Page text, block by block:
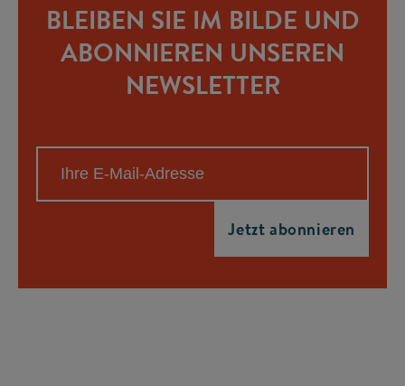
BLEIBEN SIE IM BILDE UND
ABONNIEREN UNSEREN
NEWSLETTER